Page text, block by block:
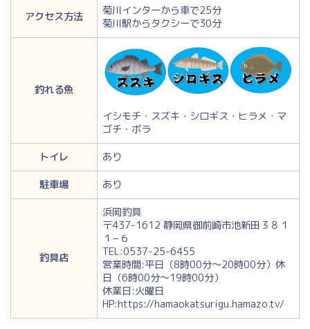
アクセス方法
菊川インターから車で25分
菊川駅からタクシーで30分
釣れる魚
イシモチ・スズキ・シロギス・ヒラメ・マ
ゴチ・ボラ
トイレ
あり
駐車場
あり
釣具店
浜岡釣具
〒437-1612 静岡県御前崎市池新田３８１
１−６
TEL:0537-25-6455
営業時間:平日（8時00分～20時00分）休
日（6時00分～19時00分）
休業日:火曜日
HP:https://hamaokatsurigu.hamazo.tv/